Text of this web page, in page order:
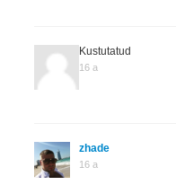
Kustutatud
16 a
zhade
16 a